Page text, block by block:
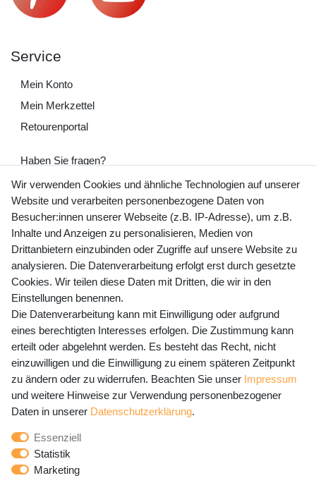
Service
Mein Konto
Mein Merkzettel
Retourenportal
Haben Sie fragen?
+49 (0) 35243 460 400
Mo-Fr 9-15 Uhr
shop@banjado.com
Preisangaben inkl. gesetzl. MwSt. und zzgl. Service- und
Versandkosten
Newsletter Anmeldung - Keine Angebote
mehr verpassen!
E-MAIL **
Newsletter
Honig
Hiermit bestätige ich, dass ich die
gelesen habe. Meine Einwilligung kann ich jederzeit
Wir verwenden Cookies und ähnliche Technologien auf unserer
Website und verarbeiten personenbezogene Daten von
Besucher:innen unserer Webseite (z.B. IP-Adresse), um z.B.
Inhalte und Anzeigen zu personalisieren, Medien von
Drittanbietern einzubinden oder Zugriffe auf unsere Website zu
analysieren. Die Datenverarbeitung erfolgt erst durch gesetzte
Cookies. Wir teilen diese Daten mit Dritten, die wir in den
Einstellungen benennen.
Die Datenverarbeitung kann mit Einwilligung oder aufgrund
eines berechtigten Interesses erfolgen. Die Zustimmung kann
erteilt oder abgelehnt werden. Es besteht das Recht, nicht
einzuwilligen und die Einwilligung zu einem späteren Zeitpunkt
zu ändern oder zu widerrufen. Beachten Sie unser Impressum
und weitere Hinweise zur Verwendung personenbezogener
Daten in unserer Daten­schutz­erklärung.
Essenziell
Statistik
Marketing